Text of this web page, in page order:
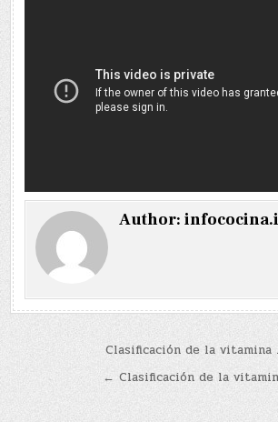
Author:
Navegación
entradas
Clasificación de la
← Clasificación de la